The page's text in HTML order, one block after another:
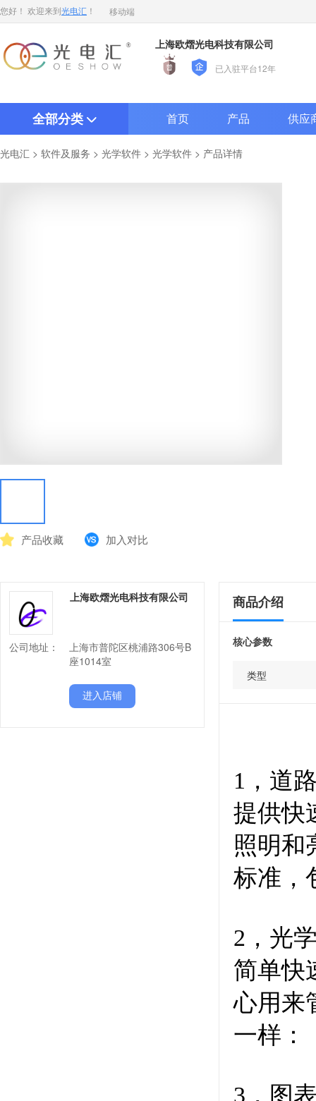
您好！ 欢迎来到 光电汇 ！ 移动端
上海欧熠光电科技有限公司
已入驻平台12年
全部分类 首页 产品 供应
光电汇 > 软件及服务 > 光学软件 > 光学软件 > 产品详情
产品收藏 加入对比
上海欧熠光电科技有限公司
公司地址：
上海市普陀区桃浦路306号B
座1014室
进入店铺
商品介绍
核心参数
类型